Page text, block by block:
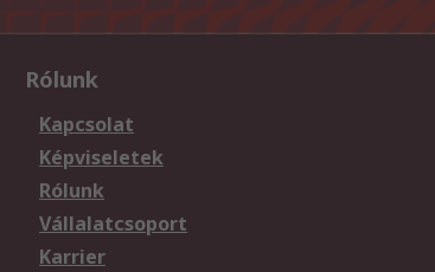
Rólunk
Kapcsolat
Képviseletek
Rólunk
Vállalatcsoport
Karrier